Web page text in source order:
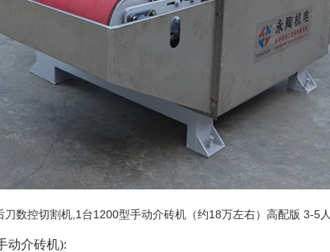
数控切割机,1台1200型手动介砖机（约18万左右）高配版 3-5人
动介砖机):